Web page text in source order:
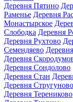
Деревня Пятино
Раменье Деревня
Монастырское
Слободка Деревня
Деревня Рухтово
Семендяево
Деревня
Деревня Сондолово
Деревня Стан
Деревня Стругуново
Деревня Терениково